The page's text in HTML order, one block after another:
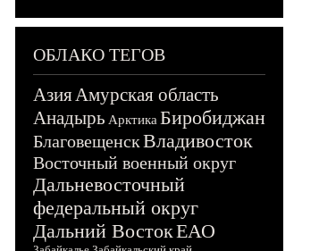
ОБЛАКО ТЕГОВ
АзияАмурская область
Анадырь Арктика Биробиджан
БлаговещенскВладивосток
Восточный военный округ
Дальневосточный
федеральный округ
Дальний ВостокЕАО